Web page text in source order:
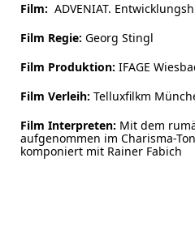
Film: ADVENIAT.
Film Regie: Georg Stingl
Film Produktion: IFAGE
Film Verleih: Telluxfilkm
Film Interpreten: Mit dem
aufgenommen im Charisma-
komponiert mit Rainer Fabich